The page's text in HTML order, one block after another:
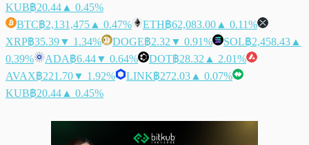
KUB฿20.44 ▲ 0.45%
BTC฿2,131,475 ▲ 0.47% ETH฿62,083.00 ▲ 0.11%
XRP฿35.39▼ 1.34% DOGE฿2.32 ▼ 0.91% SOL฿2,458.43 ▲
0.39%
ADA฿6.44▼ 0.64% DOT฿28.32 ▲ 2.01%
AVAX฿221.70▼ 1.92% LINK฿272.03 ▲ 0.07%
KUB฿20.44 ▲ 0.45%